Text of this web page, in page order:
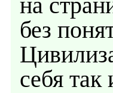
без
себя